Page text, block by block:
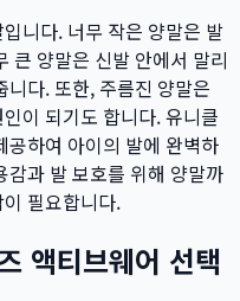
니다. 너무 작은 양말은 발
큰 양말은 신발 안에서 말리
다. 또한, 주름진 양말은
이 되기도 합니다. 유니클
공하여 아이의 발에 완벽하
과 발 보호를 위해 양말까
필요합니다.
액티브웨어 선택